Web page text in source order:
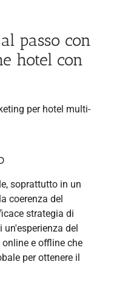
passo con
hotel con
per hotel multi-
soprattutto in un
coerenza del
strategia di
del
e offline che
per ottenere il